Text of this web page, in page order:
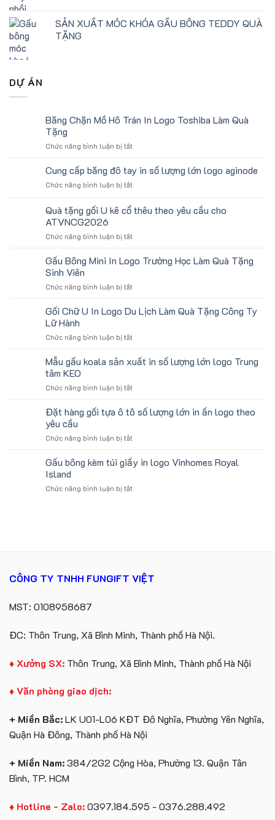
SẢN XUẤT MÓC KHÓA GẤU BÔNG TEDDY QUÀ
TẶNG
DỰ ÁN
Băng Chặn Mồ Hô Trán In Logo Toshiba Làm Quà
Tặng
Chức năng bình luận bị tắtở
Chặn
Mồ
Hô
In
Làm
Tặng
Cung cấp băng đô tay in số lượng lớn logo aginode
Chức năng bình luận bị tắtở
cấp
băng
tay
số
lượng
logo
Quà tặng gối U kê cổ thêu theo yêu cầu cho
ATVNCG2026
Chức năng bình luận bị tắtở
tặng
gối
kê
thêu
theo
cầu
ATVNCG2026
Gấu Bông Mini In Logo Trường Học Làm Quà Tặng
Sinh Viên
Chức năng bình luận bị tắtở
Bông
Mini
Logo
Học
Tặng
Viên
Gối Chữ U In Logo Du Lịch Làm Quà Tặng Công Ty
Lữ Hành
Chức năng bình luận bị tắtở
Chữ
U
Logo
Lịch
Tặng
Ty
Mẫu gấu koala sản xuất in số lượng lớn logo Trung
tâm KEO
Chức năng bình luận bị tắtở
gấu
koala
xuất
số
lượng
logo
Đặt hàng gối tựa ô tô số lượng lớn in ấn logo theo
yêu cầu
Chức năng bình luận bị tắtở
hàng
gối
ô
theo
yêu
Gấu bông kèm túi giấy in logo Vinhomes Royal
Island
Chức năng bình luận bị tắtở
Vinhomes
Royal
CÔNG TY TNHH FUNGIFT VIỆT
MST: 0108958687
ĐC: Thôn Trung, Xã Bình Minh, Thành phố Hà Nội.
♦ Xưởng SX: Thôn Trung, Xã Bình Minh, Thành phố Hà Nội
♦ Văn phòng giao dịch:
+ Miền Bắc:LK U01-L06 KĐT Đô Nghĩa, Phường Yên Nghĩa,
Quận Hà Đông, Thành phố Hà Nội
+ Miền Nam:384/2G2 Cộng Hòa, Phường 13. Quận Tân
Bình, TP. HCM
♦ Hotline - Zalo:0397.184.595 - 0376.288.492